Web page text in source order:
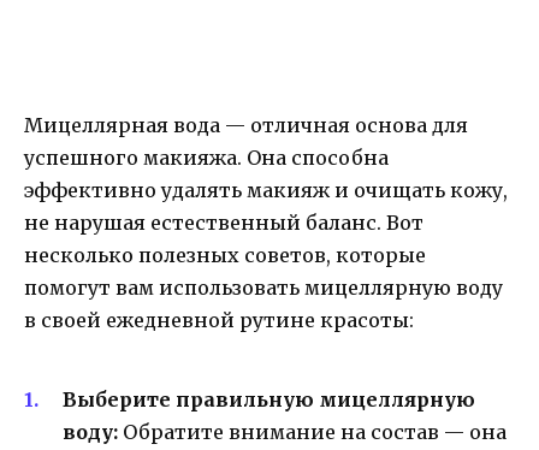
Мицеллярная вода — отличная основа для
успешного макияжа. Она способна
эффективно удалять макияж и очищать кожу,
не нарушая естественный баланс. Вот
несколько полезных советов, которые
помогут вам использовать мицеллярную воду
в своей ежедневной рутине красоты:
Выберите правильную мицеллярную
воду: Обратите внимание на состав — она